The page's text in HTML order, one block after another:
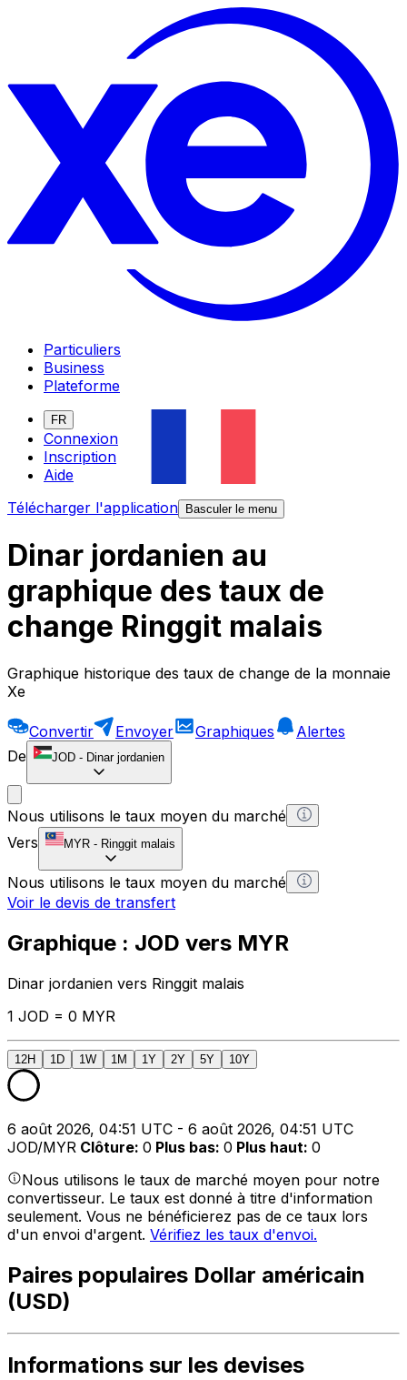
Particuliers
Business
Plateforme
FR
Connexion
Inscription
Aide
Télécharger l'application
Basculer le menu
Dinar jordanien au
graphique des taux de
change Ringgit malais
Graphique historique des taux de change de la monnaie
Xe
Convertir Envoyer Graphiques
Alertes
De
JOD - Dinar jordanien
Nous utilisons le taux moyen du marché
Vers
MYR - Ringgit malais
Nous utilisons le taux moyen du marché
Voir le devis de transfert
Graphique : JOD vers MYR
Dinar jordanien vers Ringgit malais
1 JOD = 0 MYR
12H 1D 1W 1M 1Y 2Y 5Y 10Y
6 août 2026, 04:51 UTC - 6 août 2026, 04:51 UTC
JOD/MYR Clôture: 0 Plus bas: 0 Plus haut: 0
Nous utilisons le taux de marché moyen pour notre
convertisseur. Le taux est donné à titre d'information
seulement. Vous ne bénéficierez pas de ce taux lors
d'un envoi d'argent. Vérifiez les taux d'envoi.
Paires populaires Dollar américain
(USD)
Informations sur les devises